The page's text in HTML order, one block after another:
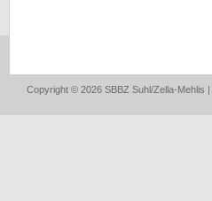
Copyright © 2026 SBBZ Suhl/Zella-Mehlis